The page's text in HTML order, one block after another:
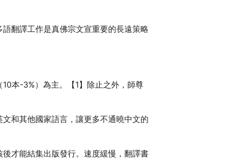
翻譯工作是真佛宗文宣重要的長遠策略
本-3%）為主。【1】除止之外，師尊
和其他國家語言，讓更多不通曉中文的
才能結集出版發行。速度緩慢，翻譯書